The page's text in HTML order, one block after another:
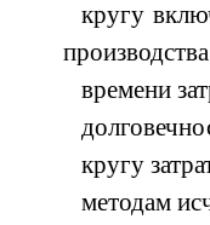
кругу
времени
кругу
методам